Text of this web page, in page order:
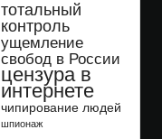
тотальный
контроль
ущемление
свобод в России
цензура в
интернете
чипирование людей
шпионаж